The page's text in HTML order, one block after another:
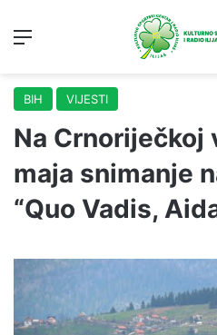
BIH VIJESTI
Na Crnoriječkoj
maja snimanje
“Quo Vadis,